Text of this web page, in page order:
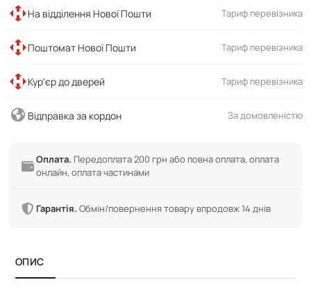
На відділення Нової Пошти Тариф перевізника
Поштомат Нової Пошти Тариф перевізника
Кур'єр до дверей Тариф перевізника
Відправка за кордон За домовленістю
Оплата. Передоплата 200 грн або повна оплата, оплата
онлайн, оплата частинами
Гарантія. Обмін/повернення товару впродовж 14 днів
ОПИС